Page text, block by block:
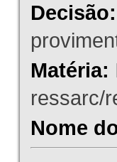
Decisão:
Matéria:
ressarc/
Nome